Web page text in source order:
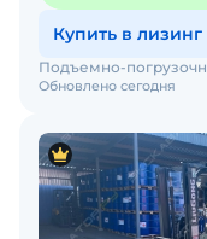
Купить в лизинг
Обновлено сегодня
Подъемно-